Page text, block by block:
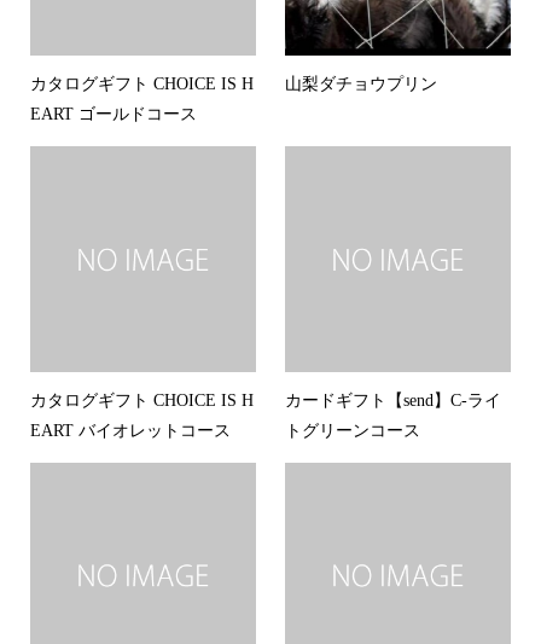
カタログギフト CHOICE IS H
EART ゴールドコース
山梨ダチョウプリン
カタログギフト CHOICE IS H
EART バイオレットコース
カードギフト【send】C-ライ
トグリーンコース